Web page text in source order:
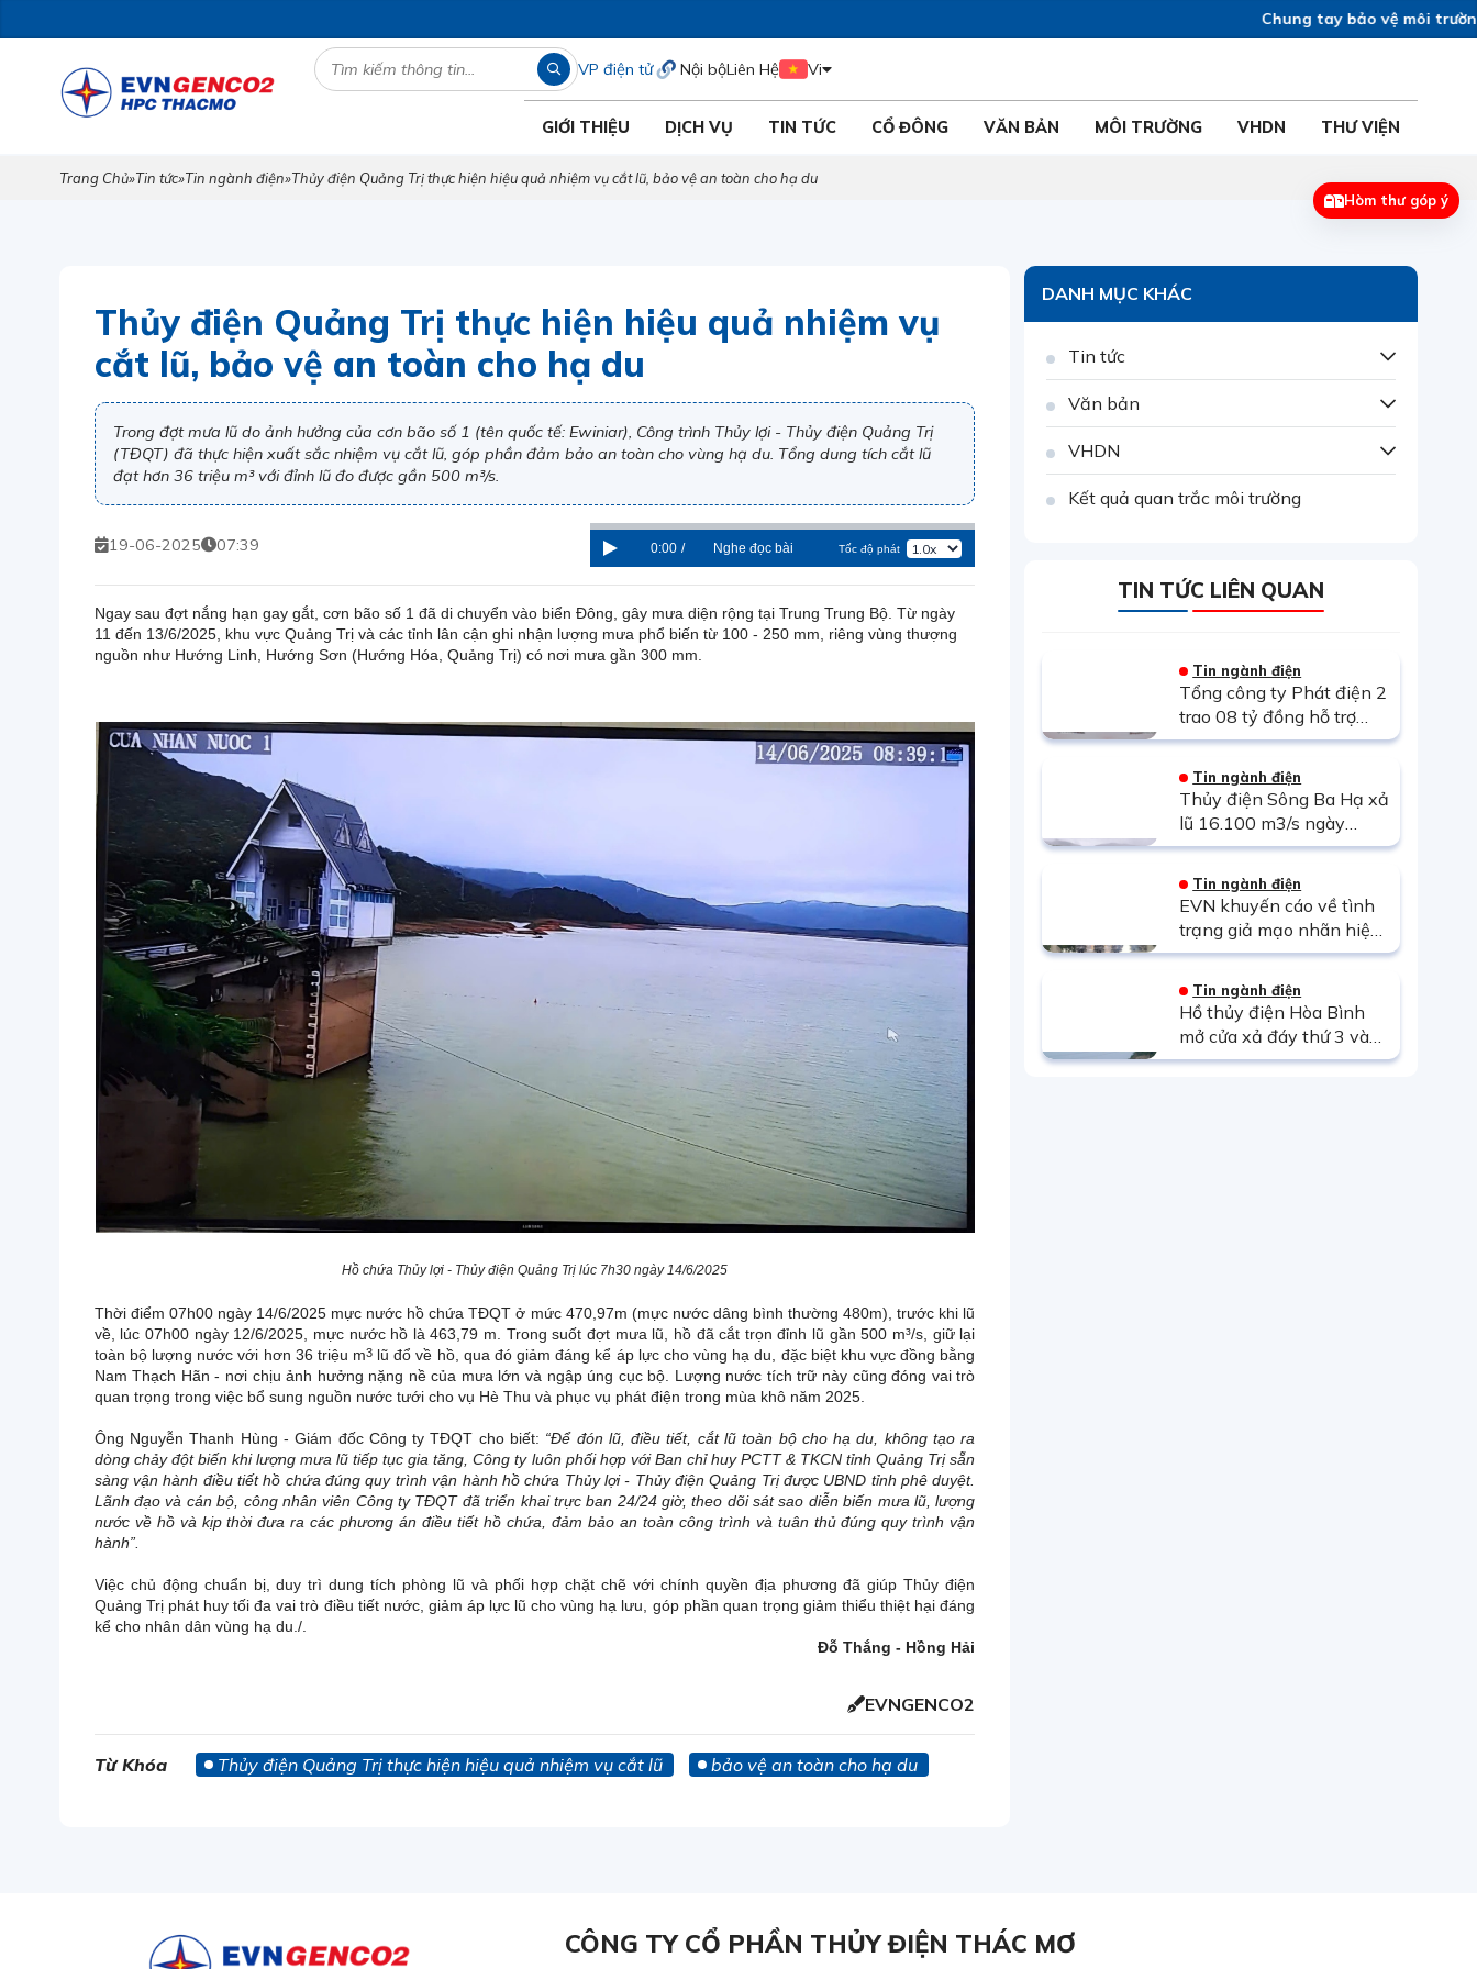
Chung tay bảo vệ môi trường
VP điện tử Nội bộLiên Hệ Vi
GIỚI THIỆU DỊCH VỤ TIN TỨC CỔ ĐÔNG VĂN BẢN MÔI TRƯỜNG VHDN THƯ VIỆN
Trang Chủ»Tin tức»Tin ngành điện»Thủy điện Quảng Trị thực hiện hiệu quả nhiệm vụ cắt lũ, bảo vệ an toàn cho hạ du
Thủy điện Quảng Trị thực hiện hiệu quả nhiệm vụ
cắt lũ, bảo vệ an toàn cho hạ du
Trong đợt mưa lũ do ảnh hưởng của cơn bão số 1 (tên quốc tế: Ewiniar), Công trình Thủy lợi - Thủy điện Quảng Trị
(TĐQT) đã thực hiện xuất sắc nhiệm vụ cắt lũ, góp phần đảm bảo an toàn cho vùng hạ du. Tổng dung tích cắt lũ
đạt hơn 36 triệu m³ với đỉnh lũ đo được gần 500 m³/s.
19-06-2025 07:39 0:00 / Nghe đọc bài Tốc độ phát
Ngay sau đợt nắng hạn gay gắt, cơn bão số 1 đã di chuyển vào biển Đông, gây mưa diện rộng tại Trung Trung Bộ. Từ ngày
11 đến 13/6/2025, khu vực Quảng Trị và các tỉnh lân cận ghi nhận lượng mưa phổ biến từ 100 - 250 mm, riêng vùng thượng
nguồn như Hướng Linh, Hướng Sơn (Hướng Hóa, Quảng Trị) có nơi mưa gần 300 mm.
Hồ chứa Thủy lợi - Thủy điện Quảng Trị lúc 7h30 ngày 14/6/2025
Thời điểm 07h00 ngày 14/6/2025 mực nước hồ chứa TĐQT ở mức 470,97m (mực nước dâng bình thường 480m), trước khi lũ
về, lúc 07h00 ngày 12/6/2025, mực nước hồ là 463,79 m. Trong suốt đợt mưa lũ, hồ đã cắt trọn đỉnh lũ gần 500 m³/s, giữ lại
toàn bộ lượng nước với hơn 36 triệu m3 lũ đổ về hồ, qua đó giảm đáng kể áp lực cho vùng hạ du, đặc biệt khu vực đồng bằng
Nam Thạch Hãn - nơi chịu ảnh hưởng nặng nề của mưa lớn và ngập úng cục bộ. Lượng nước tích trữ này cũng đóng vai trò
quan trọng trong việc bổ sung nguồn nước tưới cho vụ Hè Thu và phục vụ phát điện trong mùa khô năm 2025.
Ông Nguyễn Thanh Hùng - Giám đốc Công ty TĐQT cho biết: “Để đón lũ, điều tiết, cắt lũ toàn bộ cho hạ du, không tạo ra
dòng chảy đột biến khi lượng mưa lũ tiếp tục gia tăng, Công ty luôn phối hợp với Ban chỉ huy PCTT & TKCN tỉnh Quảng Trị sẵn
sàng vận hành điều tiết hồ chứa đúng quy trình vận hành hồ chứa Thủy lợi - Thủy điện Quảng Trị được UBND tỉnh phê duyệt.
L ãnh đạo và cán bộ, công nhân viên Công ty TĐQT đã triển khai trực ban 24/24 giờ, theo dõi sát sao diễn biến mưa lũ, lượng
nước về hồ và kịp thời đưa ra các phương án điều tiết hồ chứa, đảm bảo an toàn công trình và tuân thủ đúng quy trình vận
hành”.
Việc chủ động chuẩn bị, duy trì dung tích phòng lũ và phối hợp chặt chẽ với chính quyền địa phương đã giúp Thủy điện
Quảng Trị phát huy tối đa vai trò điều tiết nước, giảm áp lực lũ cho vùng hạ lưu, góp phần quan trọng giảm thiểu thiệt hại đáng
kể cho nhân dân vùng hạ du./.
Đỗ Thắng - Hồng Hải
EVNGENCO2
Từ Khóa Thủy điện Quảng Trị thực hiện hiệu quả nhiệm vụ cắt lũ bảo vệ an toàn cho hạ du
DANH MỤC KHÁC
Tin tức
Văn bản
VHDN
Kết quả quan trắc môi trường
TIN TỨC LIÊN QUAN
Tin ngành điện
Tổng công ty Phát điện 2
trao 08 tỷ đồng hỗ trợ
tỉnh Đắk Lắk và Gia Lai
tai
Tin ngành điện
Thủy điện Sông Ba Hạ xả
lũ 16.100 m3/s ngày
19/11, vượt lũ lịch sử
của thủy điện?
Tin ngành điện
EVN khuyến cáo về tình
trạng giả mạo nhãn hiệu
máy biến áp EEMC trên
Tin ngành điện
Hồ thủy điện Hòa Bình
mở cửa xả đáy thứ 3 vào
hồi 15h ngày 17/7/2025
CÔNG TY CỔ PHẦN THỦY ĐIỆN THÁC MƠ
Hòm thư góp ý